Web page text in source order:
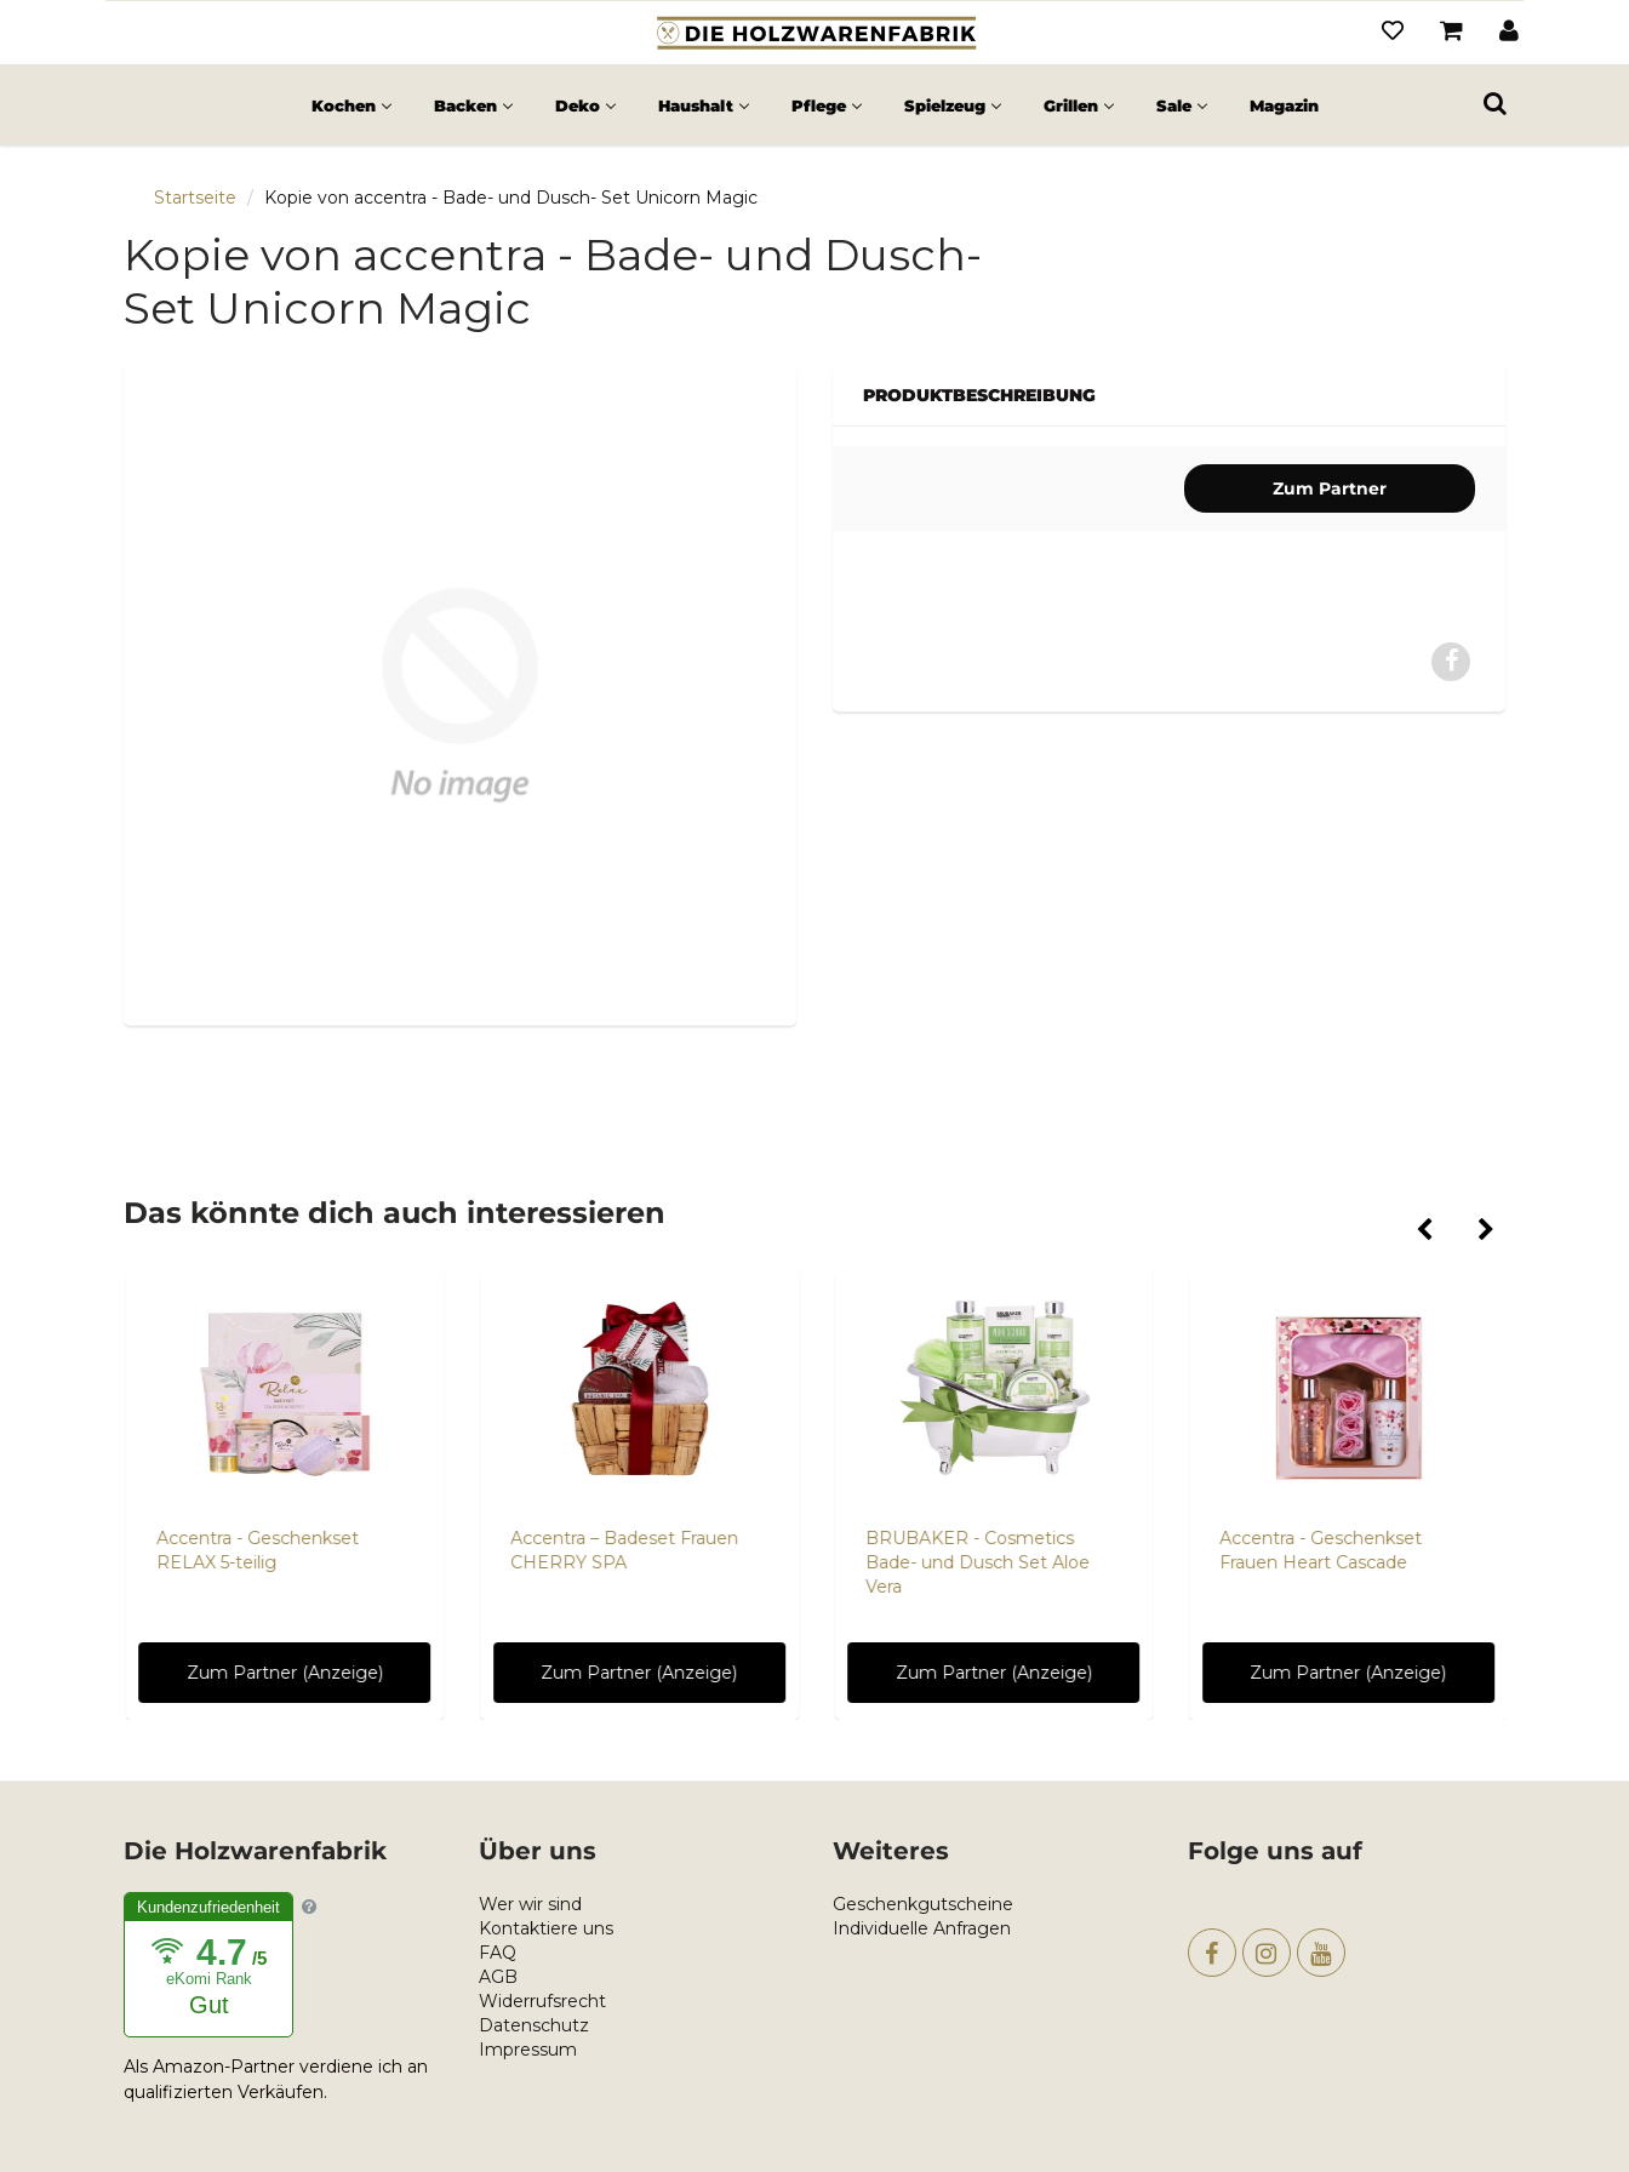
Kochen Backen Deko Haushalt Pflege Spielzeug Grillen Sale Magazin
Startseite Kopie von accentra - Bade- und Dusch- Set Unicorn Magic
Kopie von accentra - Bade- und Dusch-
Set Unicorn Magic
PRODUKTBESCHREIBUNG
Zum Partner
Das könnte dich auch interessieren
Accentra - Geschenkset
RELAX 5-teilig
Zum Partner (Anzeige)
Accentra – Badeset Frauen
CHERRY SPA
Zum Partner (Anzeige)
BRUBAKER - Cosmetics
Bade- und Dusch Set Aloe
Vera
Zum Partner (Anzeige)
Accentra - Geschenkset
Frauen Heart Cascade
Zum Partner (Anzeige)
Die Holzwarenfabrik
Kundenzufriedenheit
4.7 /5
eKomi Rank
Gut
Als Amazon-Partner verdiene ich an
qualifizierten Verkäufen.
Über uns
Wer wir sind
Kontaktiere uns
FAQ
AGB
Widerrufsrecht
Datenschutz
Impressum
Weiteres
Geschenkgutscheine
Individuelle Anfragen
Folge uns auf